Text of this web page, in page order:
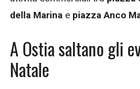
della Marina e piazza Anco
A Ostia saltano gli
Natale